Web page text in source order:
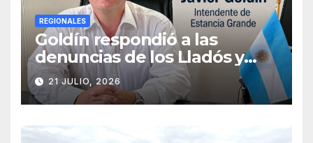
REGIONALES
Goldín respondió a las
denuncias de los Lladós y
defendió la transparencia de
su gestión
21 JULIO, 2026